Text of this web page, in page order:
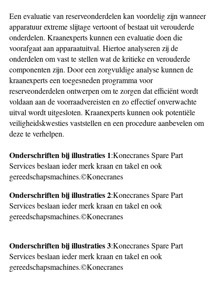
Een evaluatie van reserveonderdelen kan voordelig zijn wanneer
apparatuur extreme slijtage vertoont of bestaat uit verouderde
onderdelen. Kraanexperts kunnen een evaluatie doen die
voorafgaat aan apparaatuitval. Hiertoe analyseren zij de
onderdelen om vast te stellen wat de kritieke en verouderde
componenten zijn. Door een zorgvuldige analyse kunnen de
kraanexperts een toegesneden programma voor
reserveonderdelen ontwerpen om te zorgen dat efficiënt wordt
voldaan aan de voorraadvereisten en zo effectief onverwachte
uitval wordt uitgesloten. Kraanexperts kunnen ook potentiële
veiligheidskwesties vaststellen en een procedure aanbevelen om
deze te verhelpen.
Onderschriften bij illustraties 1:Konecranes Spare Part
Services beslaan ieder merk kraan en takel en ook
gereedschapsmachines.©Konecranes
Onderschriften bij illustraties 2:Konecranes Spare Part
Services beslaan ieder merk kraan en takel en ook
gereedschapsmachines.©Konecranes
Onderschriften bij illustraties 3:Konecranes Spare Part
Services beslaan ieder merk kraan en takel en ook
gereedschapsmachines.©Konecranes